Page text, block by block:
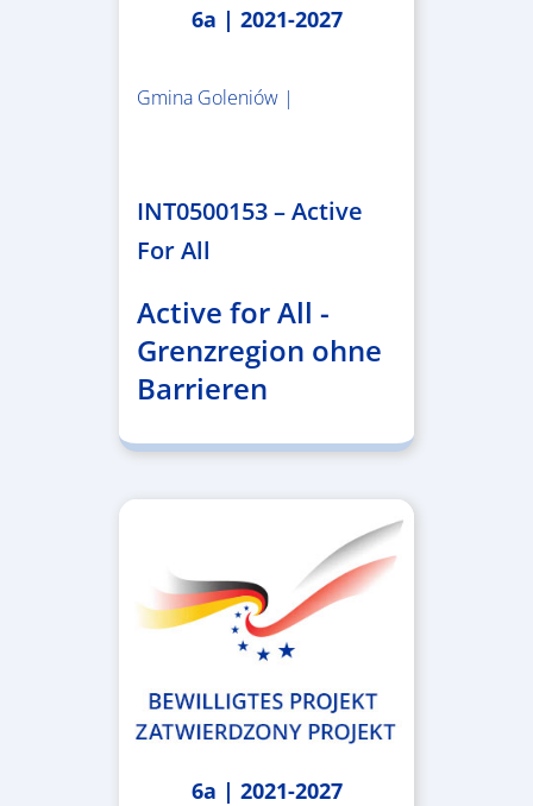
6a | 2021-2027
Gmina Goleniów |
INT0500153 – Active
For All
Active for All -
Grenzregion ohne
Barrieren
6a | 2021-2027